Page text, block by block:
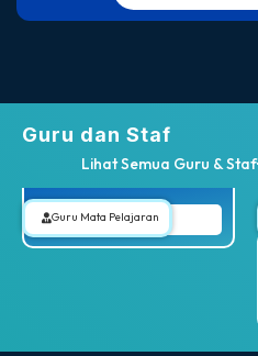
Guru dan Staf
Lihat Semua Guru & Staf
SUYATIN, S.P...
Detail
Guru Mata Pelajaran